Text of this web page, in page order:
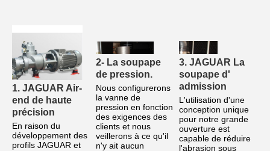
1. JAGUAR Air-
end de haute
précision
En raison du
développement des
profils JAGUAR et
2- La soupape
de pression.
Nous configurerons
la vanne de
pression en fonction
des exigences des
clients et nous
veillerons à ce qu'il
n'y ait aucun
3. JAGUAR La
soupape d'
admission
L'utilisation d'une
conception unique
pour notre grande
ouverture est
capable de réduire
l'abrasion sous